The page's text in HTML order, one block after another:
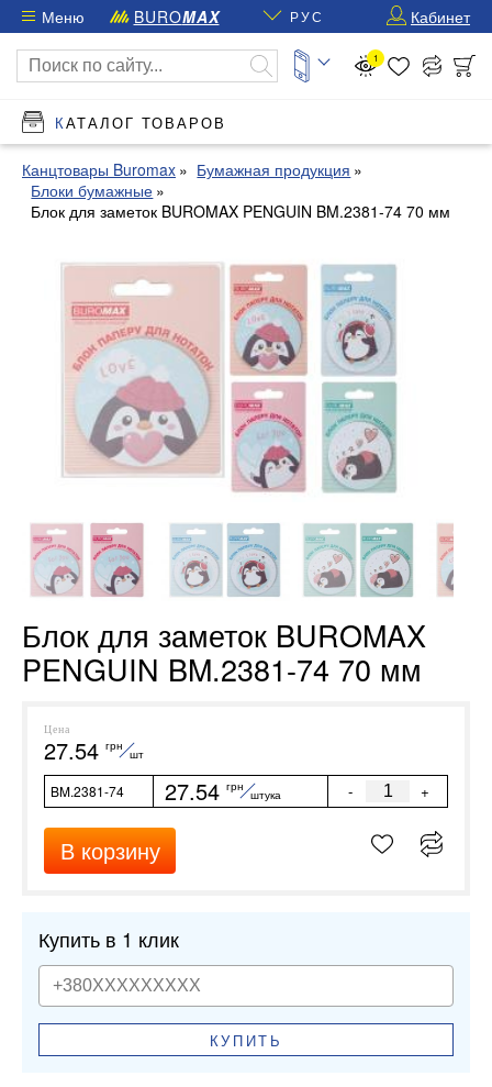
Меню BUROMAX РУС Кабинет
1
КАТАЛОГ ТОВАРОВ
Канцтовары Buromax
Бумажная продукция
Блоки бумажные
Блок для заметок BUROMAX PENGUIN BM.2381-74 70 мм
Блок для заметок BUROMAX
PENGUIN BM.2381-74 70 мм
Цена
27.54 грн
шт
BM.2381-74 27.54 грн
штука - +
В корзину
Купить в 1 клик
КУПИТЬ